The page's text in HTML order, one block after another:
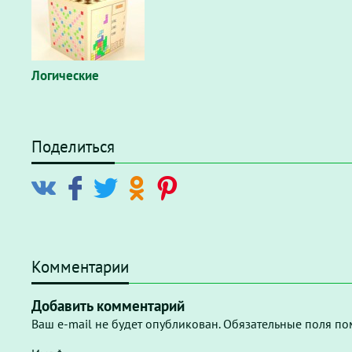
Логические
Поделиться
Комментарии
Добавить комментарий
Ваш e-mail не будет опубликован. Обязательные поля